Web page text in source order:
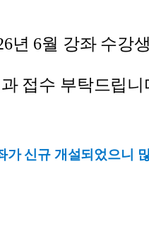
년 6월 강좌 수강
접수 부탁드립니
가 신규 개설되었으니